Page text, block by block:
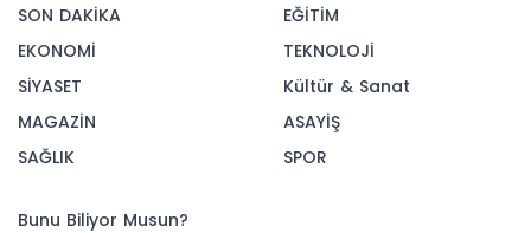
SON DAKİKA
EKONOMİ
SİYASET
MAGAZİN
SAĞLIK
EĞİTİM
TEKNOLOJİ
Kültür & Sanat
ASAYİŞ
SPOR
Bunu Biliyor Musun?